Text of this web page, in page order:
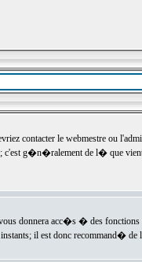
contacter le webmestre ou
c'est g�n�ralement de l� que
donnera acc�s � des
il est donc recommand� de